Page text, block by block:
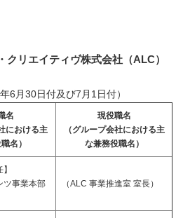
クリエイティヴ株式会社（ALC）
年6月30日付及び7月1日付）
名
における主
名）
現役職名
（グループ会社における主
な兼務役職名）
ツ事業本部
（ALC 事業推進室 室長）